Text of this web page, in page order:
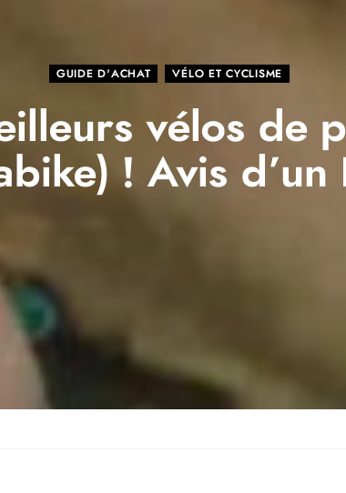
GUIDE D'ACHAT VÉLO ET CYCLISME
vélos de
! Avis d’un